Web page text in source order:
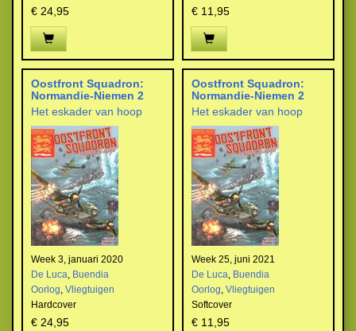
€ 24,95 € 11,95
Oostfront Squadron:
Normandie-Niemen 2
Het eskader van hoop
Week 3, januari 2020
De Luca, Buendia
Oorlog, Vliegtuigen
Hardcover
€ 24,95
Oostfront Squadron:
Normandie-Niemen 2
Het eskader van hoop
Week 25, juni 2021
De Luca, Buendia
Oorlog, Vliegtuigen
Softcover
€ 11,95